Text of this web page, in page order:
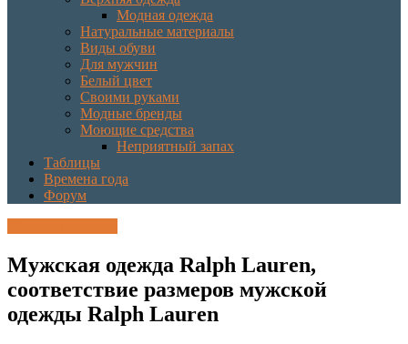
Модная одежда
Натуральные материалы
Виды обуви
Для мужчин
Белый цвет
Своими руками
Модные бренды
Моющие средства
Неприятный запах
Таблицы
Времена года
Форум
Мужская одежда Ralph Lauren,
соответствие размеров мужской
одежды Ralph Lauren